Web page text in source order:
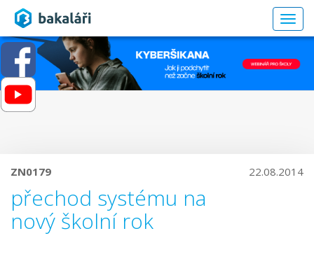
ZN0179
přechod systému na
nový školní rok
22.08.2014